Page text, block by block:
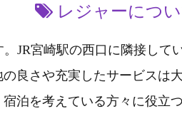
レジャーにつ
JR宮崎駅の西口に隣接して
良さや充実したサービスは
泊を考えている方々に役立